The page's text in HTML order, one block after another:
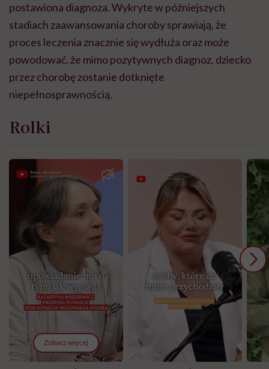
postawiona diagnoza. Wykryte w późniejszych
stadiach zaawansowania choroby sprawiają, że
proces leczenia znacznie się wydłuża oraz może
powodować, że mimo pozytywnych diagnoz, dziecko
przez chorobę zostanie dotknięte
niepełnosprawnością.
Rolki
Zobacz więcej